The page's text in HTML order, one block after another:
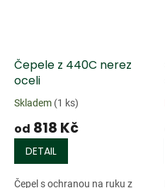
Čepele z 440C nerez
oceli
Skladem (1 ks)
od 818 Kč
DETAIL
Čepel s ochranou na ruku z